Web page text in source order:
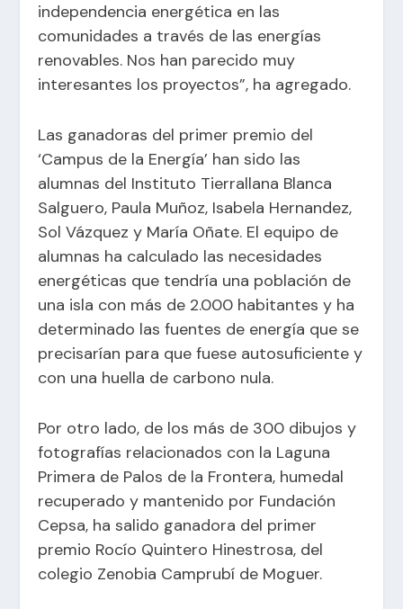
independencia energética en las
comunidades a través de las energías
renovables. Nos han parecido muy
interesantes los proyectos”, ha agregado.
Las ganadoras del primer premio del
‘Campus de la Energía’ han sido las
alumnas del Instituto Tierrallana Blanca
Salguero, Paula Muñoz, Isabela Hernandez,
Sol Vázquez y María Oñate. El equipo de
alumnas ha calculado las necesidades
energéticas que tendría una población de
una isla con más de 2.000 habitantes y ha
determinado las fuentes de energía que se
precisarían para que fuese autosuficiente y
con una huella de carbono nula.
Por otro lado, de los más de 300 dibujos y
fotografías relacionados con la Laguna
Primera de Palos de la Frontera, humedal
recuperado y mantenido por Fundación
Cepsa, ha salido ganadora del primer
premio Rocío Quintero Hinestrosa, del
colegio Zenobia Camprubí de Moguer.